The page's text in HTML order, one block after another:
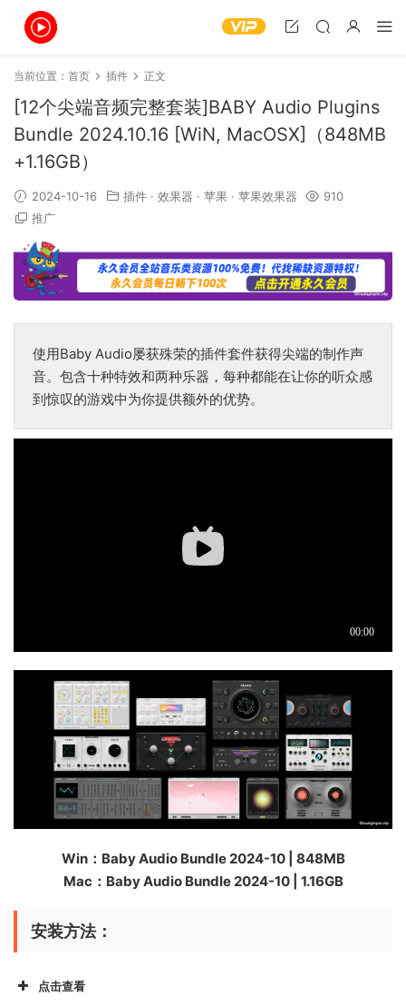
当前位置： 首页 插件 正文
[12个尖端音频完整套装]BABY Audio Plugins
Bundle 2024.10.16 [WiN, MacOSX]（848MB
+1.16GB）
2024-10-16 插件 · 效果器 · 苹果 · 苹果效果器
910
推广
使用Baby Audio屡获殊荣的插件套件获得尖端的制作声
音。包含十种特效和两种乐器，每种都能在让你的听众感
到惊叹的游戏中为你提供额外的优势。
Win：Baby Audio Bundle 2024-10 | 848MB
Mac：Baby Audio Bundle 2024-10 | 1.16GB
安装方法：
点击查看